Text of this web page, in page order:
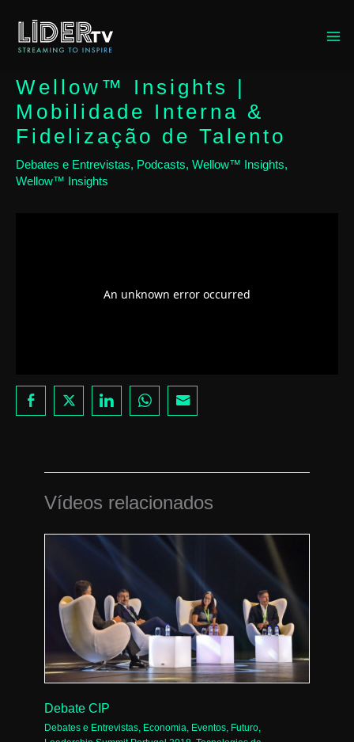
Wellow™ Insights |
Mobilidade Interna &
Fidelização de Talento
Debates e Entrevistas, Podcasts, Wellow™ Insights,
Wellow™ Insights
Vídeos relacionados
Debate CIP
Debates e Entrevistas, Economia, Eventos, Futuro,